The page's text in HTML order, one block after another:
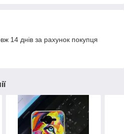
14 днів за рахунок покупця